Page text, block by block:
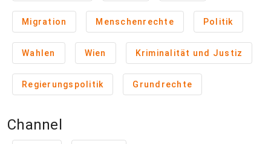
Migration Menschenrechte Politik
Wahlen Wien Kriminalität und Justiz
Regierungspolitik Grundrechte
Channel